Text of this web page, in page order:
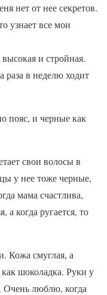
нет от нее секретов.
узнает все мои
и стройная.
раза в неделю ходит
пояс, и черные как
свои волосы в
у нее тоже черные,
мама счастлива,
а когда ругается, то
Кожа смуглая, а
шоколадка. Руки у
Очень люблю, когда